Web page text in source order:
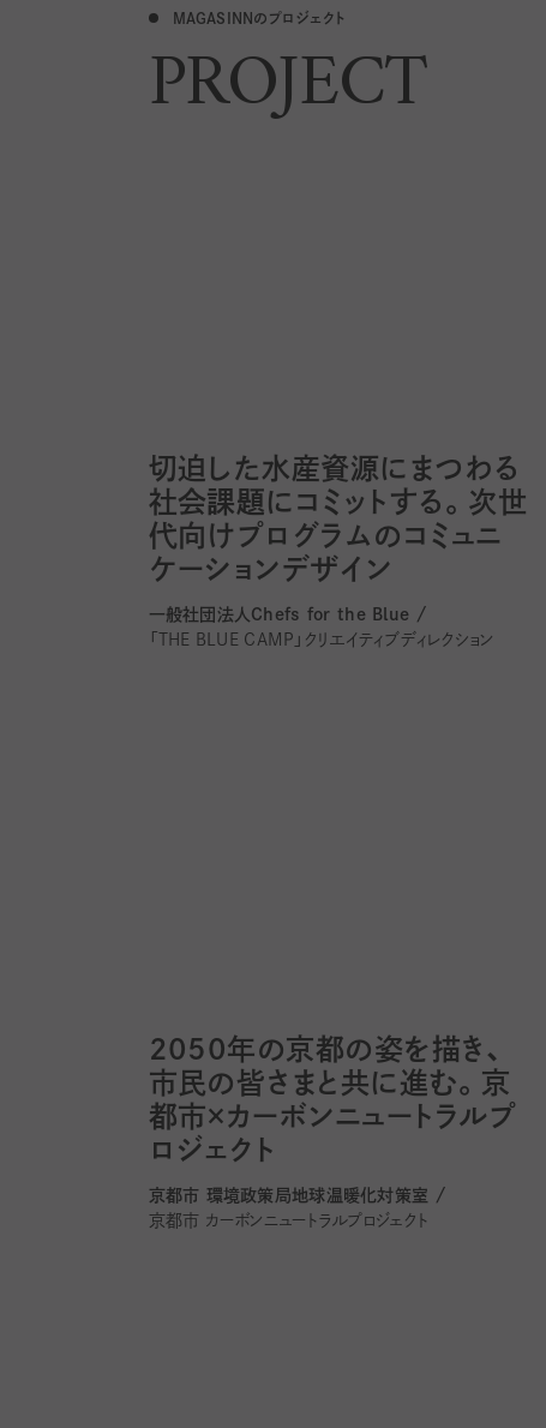
MAGASINNのプロジェクト
PROJECT
切迫した水産資源にまつわる
社会課題にコミットする。次世
代向けプログラムのコミュニ
ケーションデザイン
一般社団法人Chefs for the Blue /
「THE BLUE CAMP」クリエイティブディレクション
2050年の京都の姿を描き、
市民の皆さまと共に進む。京
都市×カーボンニュートラルプ
ロジェクト
京都市 環境政策局地球温暖化対策室 /
京都市 カーボンニュートラルプロジェクト